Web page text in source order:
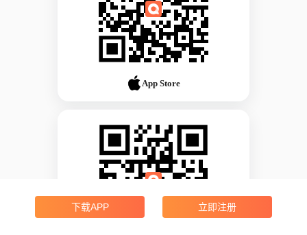
App Store
下载APP 立即注册